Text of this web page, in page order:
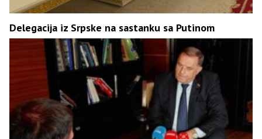
Delegacija iz Srpske na sastanku sa Putinom